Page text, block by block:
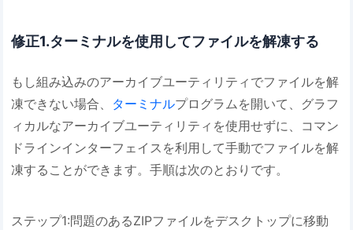
修正1.ターミナルを使用してファイルを解凍する
もし組み込みのアーカイブユーティリティでファイルを解
凍できない場合、 ターミナルプログラムを開いて、グラフ
ィカルなアーカイブユーティリティを使用せずに、コマン
ドラインインターフェイスを利用して手動でファイルを解
凍することができます。手順は次のとおりです。
ステップ1:問題のあるZIPファイルをデスクトップに移動